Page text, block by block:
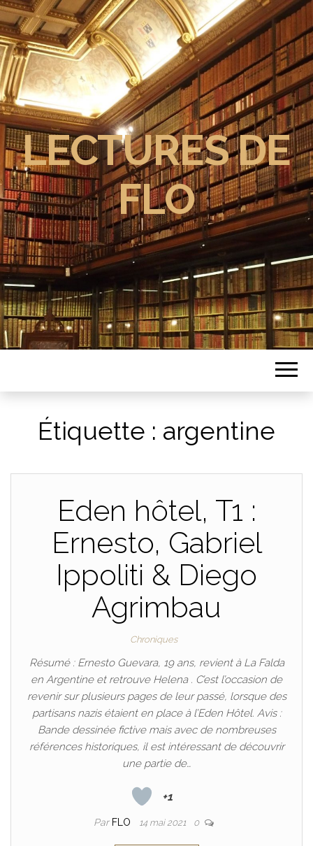
LECTURES DE
FLO
Étiquette : argentine
Eden hôtel, T1 :
Ernesto, Gabriel
Ippoliti & Diego
Agrimbau
Chroniques
Résumé : Ernesto Guevara, 19 ans, revient à La Falda
en Argentine et retrouve Helena . C’est l’occasion de
revenir sur plusieurs pages de leur passé, lorsque des
partisans nazis étaient en place à l’Eden Hôtel. Avis :
Bande dessinée fictive mais avec de nombreuses
références historiques, il est intéressant de découvrir
une partie de…
+1
Par FLO 14 mai 2021 0